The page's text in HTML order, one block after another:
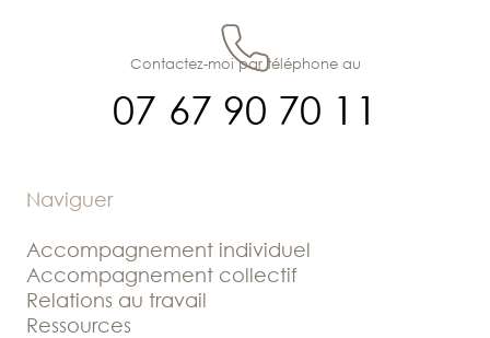
07 67 90 70 11
Contactez-moi par téléphone au
Naviguer
Accompagnement individuel
Accompagnement collectif
Relations au travail
Ressources